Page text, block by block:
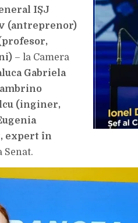
IȘJ
(antreprenor)
– la Camera
Gabriela
(inginer,
expert în
Senat.